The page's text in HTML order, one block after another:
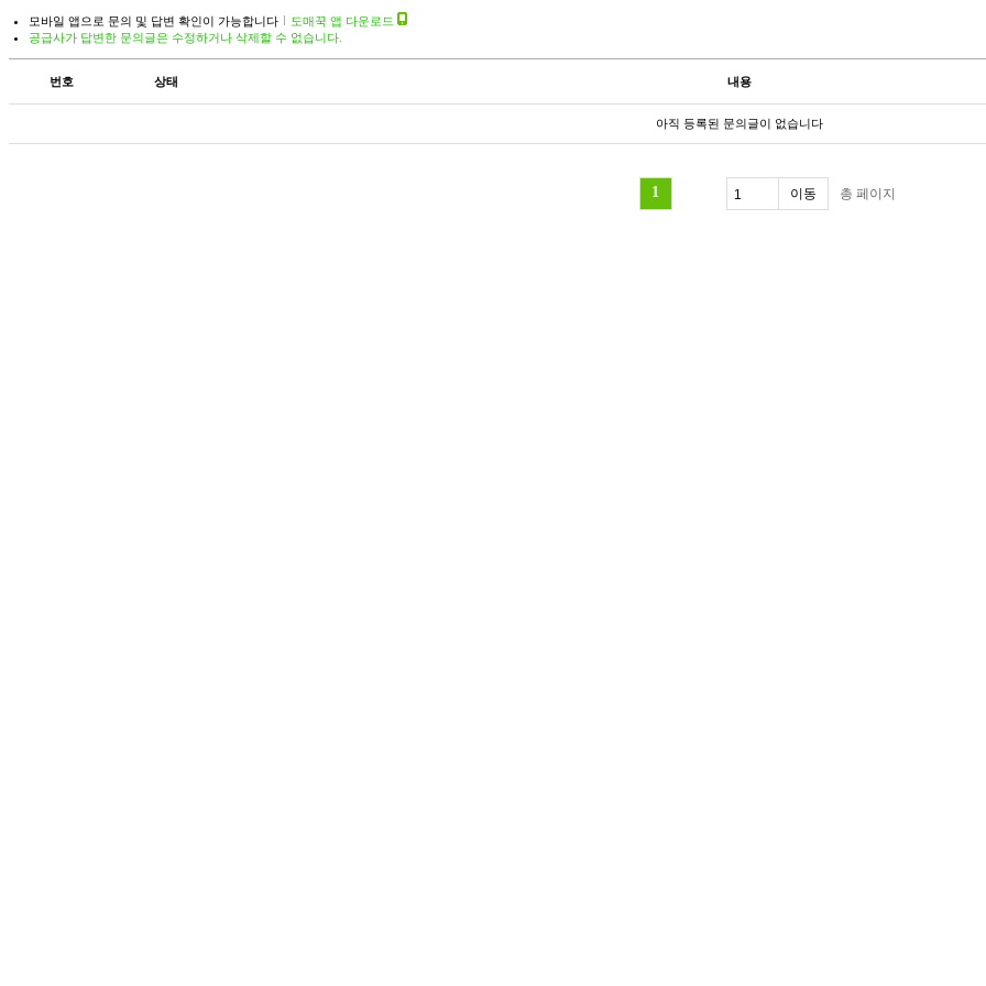
모바일 앱으로 문의 및 답변 확인이 가능합니다
도매꾹 앱 다운로드
공급사가 답변한 문의글은 수정하거나 삭제할 수 없습니다.
번호 상태 내용
아직 등록된 문의글이 없습니다
1 총 페이지